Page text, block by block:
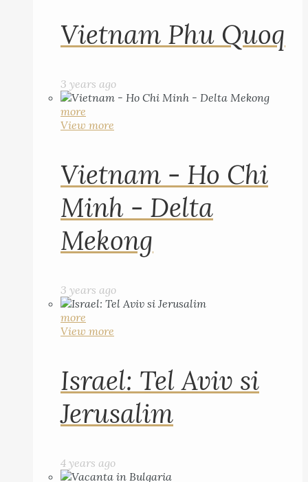
Vietnam Phu Quoq
3 years ago
more
View more
Vietnam - Ho Chi
Minh - Delta
Mekong
3 years ago
more
View more
Israel: Tel Aviv si
Jerusalim
4 years ago